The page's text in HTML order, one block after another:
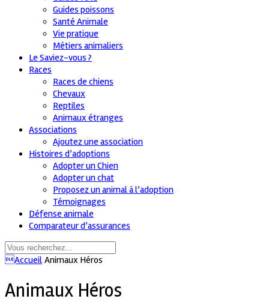
Guides poissons
Santé Animale
Vie pratique
Métiers animaliers
Le Saviez-vous ?
Races
Races de chiens
Chevaux
Reptiles
Animaux étranges
Associations
Ajoutez une association
Histoires d’adoptions
Adopter un Chien
Adopter un chat
Proposez un animal à l’adoption
Témoignages
Défense animale
Comparateur d’assurances
Accueil Animaux Héros
Animaux Héros